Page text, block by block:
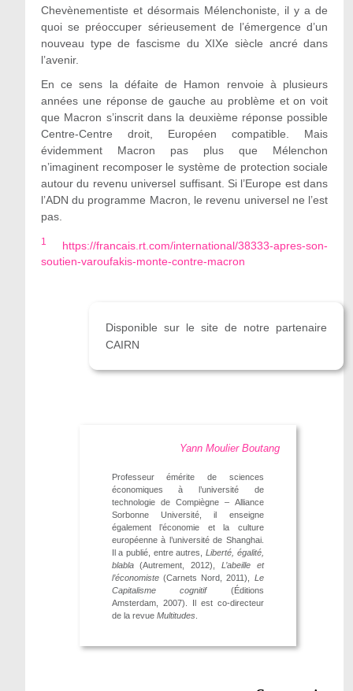
Chevènementiste et désormais Mélenchoniste, il y a de
quoi se préoccuper sérieusement de l’émergence d’un
nouveau type de fascisme du XIXe siècle ancré dans
l’avenir.
En ce sens la défaite de Hamon renvoie à plusieurs
années une réponse de gauche au problème et on voit
que Macron s’inscrit dans la deuxième réponse possible
Centre-Centre droit, Européen compatible. Mais
évidemment Macron pas plus que Mélenchon
n’imaginent recomposer le système de protection sociale
autour du revenu universel suffisant. Si l’Europe est dans
l’ADN du programme Macron, le revenu universel ne l’est
pas.
1
https://francais.rt.com/international/38333-apres-son-
soutien-varoufakis-monte-contre-macron
Disponible sur le site de notre partenaire
CAIRN
Yann Moulier Boutang
Professeur émérite de sciences
économiques à l’université de
technologie de Compiègne – Alliance
Sorbonne Université, il enseigne
également l’économie et la culture
européenne à l’université de Shanghai.
Il a publié, entre autres, Liberté, égalité,
blabla(Autrement, 2012), L’abeille et
l’économiste(Carnets Nord, 2011), Le
Capitalisme cognitif(Éditions
Amsterdam, 2007). Il est co-directeur
de la revue Multitudes.